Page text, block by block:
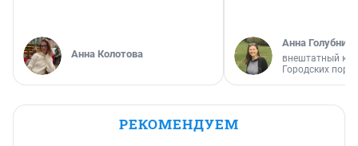
Анна Колотова
Анна
внештатный
Городских
РЕКОМЕНДУЕМ